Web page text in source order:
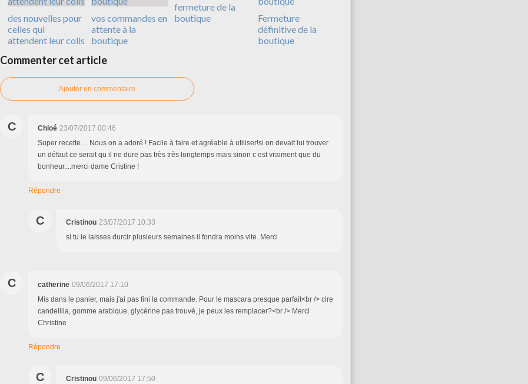
des nouvelles pour
celles qui
attendent leur colis
vos commandes en
attente à la
boutique
fermeture de la
boutique
Fermeture
définitive de la
boutique
Commenter cet article
Ajouter un commentaire
C Chloé 23/07/2017 00:46
Super recette.... Nous on a adoré ! Facile à faire et agréable à utiliser!si on devait lui trouver
un défaut ce serait qu il ne dure pas très très longtemps mais sinon c est vraiment que du
bonheur....merci dame Cristine !
Répondre
C Cristinou 23/07/2017 10:33
si tu le laisses durcir plusieurs semaines il fondra moins vite. Merci
C catherine 09/06/2017 17:10
Mis dans le panier, mais j'ai pas fini la commande. Pour le mascara presque parfait<br /> cire
candellila, gomme arabique, glycérine pas trouvé, je peux les remplacer?<br /> Merci
Christine
Répondre
C Cristinou 09/06/2017 17:50